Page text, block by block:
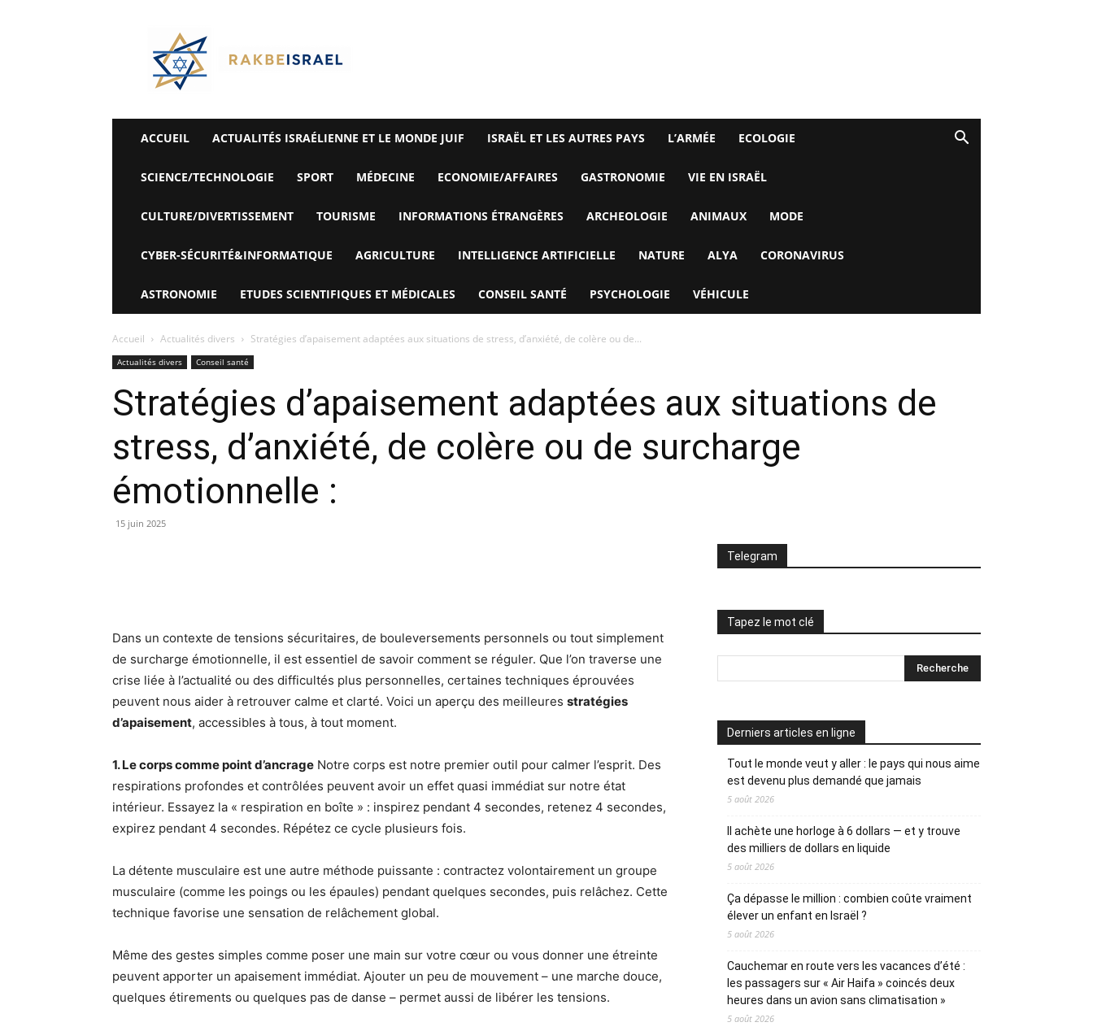
Rak
Be
Israel-
Alyaexpress-
News
ACCUEIL ACTUALITÉS ISRAÉLIENNE ET LE MONDE JUIF ISRAËL ET LES AUTRES PAYS L’ARMÉE ECOLOGIE
SCIENCE/TECHNOLOGIE SPORT MÉDECINE ECONOMIE/AFFAIRES GASTRONOMIE VIE EN ISRAËL
CULTURE/DIVERTISSEMENT TOURISME INFORMATIONS ÉTRANGÈRES ARCHEOLOGIE ANIMAUX MODE
CYBER-SÉCURITÉ&INFORMATIQUE AGRICULTURE INTELLIGENCE ARTIFICIELLE NATURE ALYA CORONAVIRUS
ASTRONOMIE ETUDES SCIENTIFIQUES ET MÉDICALES CONSEIL SANTÉ PSYCHOLOGIE VÉHICULE
Accueil Actualités divers Stratégies d’apaisement adaptées aux situations de stress, d’anxiété, de colère ou de...
Actualités divers Conseil santé
Stratégies d’apaisement adaptées aux situations de
stress, d’anxiété, de colère ou de surcharge
émotionnelle :
15 juin 2025
Dans un contexte de tensions sécuritaires, de bouleversements personnels ou tout simplement
de surcharge émotionnelle, il est essentiel de savoir comment se réguler. Que l’on traverse une
crise liée à l’actualité ou des difficultés plus personnelles, certaines techniques éprouvées
peuvent nous aider à retrouver calme et clarté. Voici un aperçu des meilleures stratégies
d’apaisement, accessibles à tous, à tout moment.
1. Le corps comme point d’ancrage Notre corps est notre premier outil pour calmer l’esprit. Des
respirations profondes et contrôlées peuvent avoir un effet quasi immédiat sur notre état
intérieur. Essayez la « respiration en boîte » : inspirez pendant 4 secondes, retenez 4 secondes,
expirez pendant 4 secondes. Répétez ce cycle plusieurs fois.
La détente musculaire est une autre méthode puissante : contractez volontairement un groupe
musculaire (comme les poings ou les épaules) pendant quelques secondes, puis relâchez. Cette
technique favorise une sensation de relâchement global.
Même des gestes simples comme poser une main sur votre cœur ou vous donner une étreinte
peuvent apporter un apaisement immédiat. Ajouter un peu de mouvement – une marche douce,
quelques étirements ou quelques pas de danse – permet aussi de libérer les tensions.
Telegram
Tapez le mot clé
Derniers articles en ligne
Tout le monde veut y aller : le pays qui nous aime
est devenu plus demandé que jamais
5 août 2026
Il achète une horloge à 6 dollars — et y trouve
des milliers de dollars en liquide
5 août 2026
Ça dépasse le million : combien coûte vraiment
élever un enfant en Israël ?
5 août 2026
Cauchemar en route vers les vacances d’été :
les passagers sur « Air Haifa » coincés deux
heures dans un avion sans climatisation »
5 août 2026